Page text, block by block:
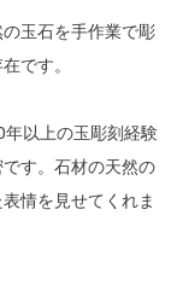
玉石を手作業で彫
です。
以上の玉彫刻経験
す。石材の天然の
情を見せてくれま